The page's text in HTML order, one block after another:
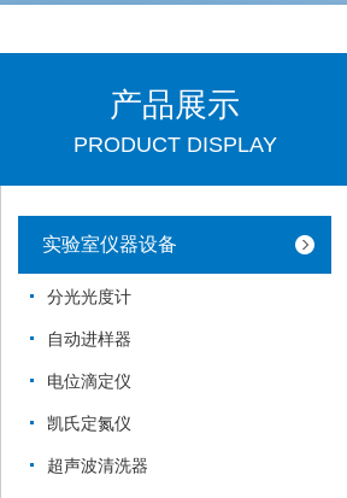
产品展示
PRODUCT DISPLAY
实验室仪器设备
分光光度计
自动进样器
电位滴定仪
凯氏定氮仪
超声波清洗器